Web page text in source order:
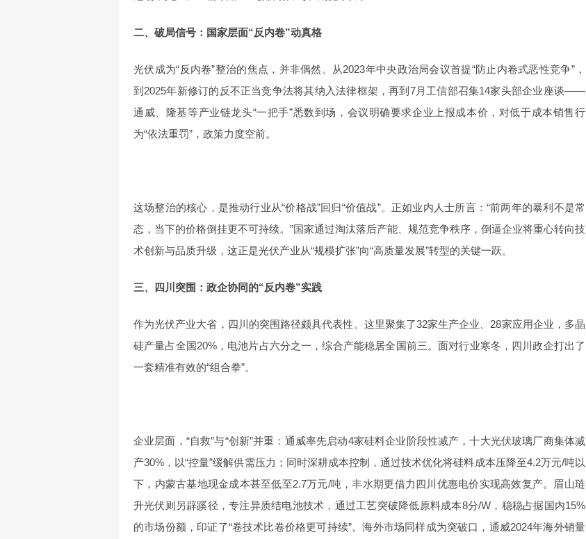
二、破局信号：国家层面“反内卷”动真格
光伏成为“反内卷”整治的焦点，并非偶然。从2023年中央政治局会议首提“防止内卷式恶性竞争”，
到2025年新修订的反不正当竞争法将其纳入法律框架，再到7月工信部召集14家头部企业座谈——
通威、隆基等产业链龙头“一把手”悉数到场，会议明确要求企业上报成本价，对低于成本销售行
为“依法重罚”，政策力度空前。
这场整治的核心，是推动行业从“价格战”回归“价值战”。正如业内人士所言：“前两年的暴利不是常
态，当下的价格倒挂更不可持续。”国家通过淘汰落后产能、规范竞争秩序，倒逼企业将重心转向技
术创新与品质升级，这正是光伏产业从“规模扩张”向“高质量发展”转型的关键一跃。
三、四川突围：政企协同的“反内卷”实践
作为光伏产业大省，四川的突围路径颇具代表性。这里聚集了32家生产企业、28家应用企业，多晶
硅产量占全国20%，电池片占六分之一，综合产能稳居全国前三。面对行业寒冬，四川政企打出了
一套精准有效的“组合拳”。
企业层面，“自救”与“创新”并重：通威率先启动4家硅料企业阶段性减产，十大光伏玻璃厂商集体减
产30%，以“控量”缓解供需压力；同时深耕成本控制，通过技术优化将硅料成本压降至4.2万元/吨以
下，内蒙古基地现金成本甚至低至2.7万元/吨，丰水期更借力四川优惠电价实现高效复产。眉山琏
升光伏则另辟蹊径，专注异质结电池技术，通过工艺突破降低原料成本8分/W，稳稳占据国内15%
的市场份额，印证了“卷技术比卷价格更可持续”。海外市场同样成为突破口，通威2024年海外销量